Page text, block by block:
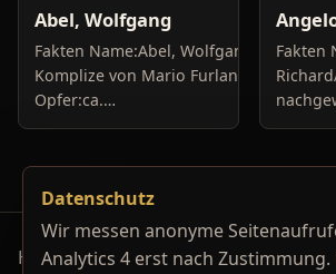
Abel, Wolfgang
Fakten Name:Abel, Wolfgang;
Komplize von Mario FurlanAnzahl
Opfer:ca.
10+Delikte/Tötungsarten:Mord,
Jahre Haft,...
Fakten
seinen
Horrorfilm-Reviews, Serienkiller-
Datenschutz
Wir messen anonyme
Analytics 4 erst nach